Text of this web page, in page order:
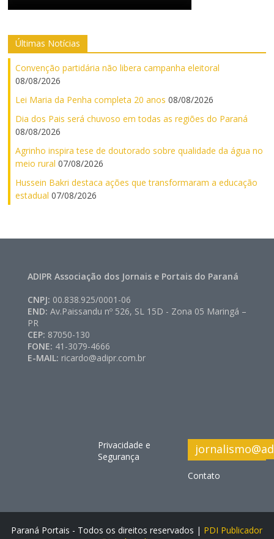
Últimas Notícias
Convenção partidária não libera campanha eleitoral
08/08/2026
Lei Maria da Penha completa 20 anos 08/08/2026
Dia dos Pais será chuvoso em todas as regiões do Paraná
08/08/2026
Agrinho inspira tese de doutorado sobre qualidade da água no
meio rural 07/08/2026
Hussein Bakri destaca ações que transformaram a educação
estadual 07/08/2026
ADIPR Associação dos Jornais e Portais do Paraná
CNPJ: 00.838.925/0001-06
END:Av.Paissandu nº 526, SL 15D - Zona 05 Maringá –
PR
CEP: 87050-130
FONE: 41-3079-4666
E-MAIL: ricardo@adipr.com.br
Privacidade e
Segurança
Contato
Paraná Portais - Todos os direitos reservados | PDI Publicador